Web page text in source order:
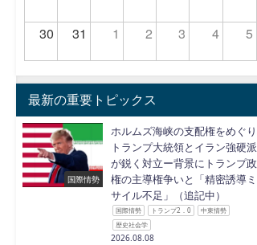
30 31 1 2 3 4 5
最新の重要トピックス
国際情勢
ホルムズ海峡の支配権をめぐり
トランプ大統領とイラン強硬派
が鋭く対立ー背景にトランプ政
権の主導権争いと「精密誘導ミ
サイル不足」（追記中）
国際情勢 トランプ2．0
中東情勢
歴史社会学
2026.08.08